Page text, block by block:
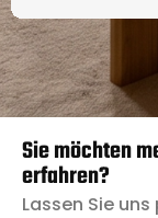
Sie möchten
erfahren?
Lassen Sie